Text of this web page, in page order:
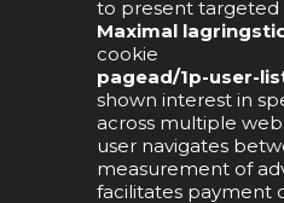
to present targeted
Maximal
cookie
pagead/1p-user-
shown interest in
across multiple
user navigates
measurement of
facilitates payment